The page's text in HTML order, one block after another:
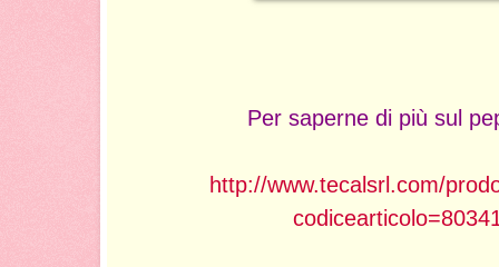
Per saperne di più sul
http://www.tecalsrl.com/